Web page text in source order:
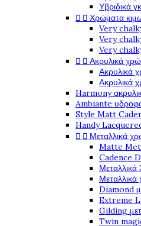
Υβριδικά
  Χρώματα
Very
Very
Very
  Ακρυλικά
Ακρυλικά
Ακρυλικά
Harmony
Ambiante
Style Matt
Handy
  Μεταλλικά
Matte
Cadence
Diamond
Extreme
Gilding
Twin